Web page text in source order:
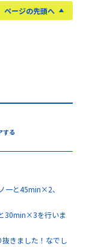
ページの先頭へ
する
一と45min×2、
30min×3を行いま
きました！なでし